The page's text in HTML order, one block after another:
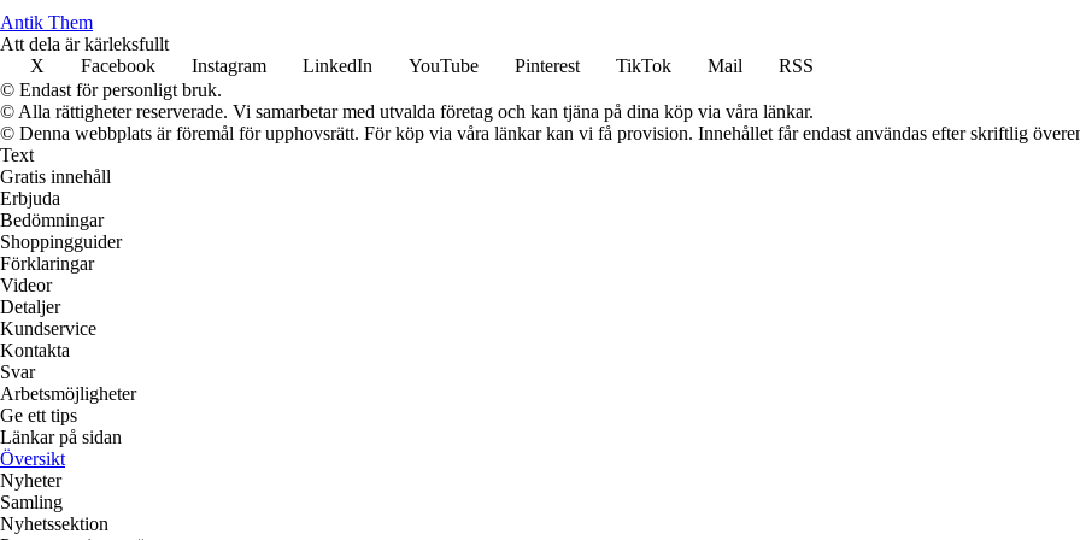
Antik Them
Att dela är kärleksfullt
X
Facebook Instagram LinkedIn YouTube Pinterest TikTok Mail
RSS
© Endast för personligt bruk.
© Alla rättigheter reserverade. Vi samarbetar med utvalda företag och kan tjäna på dina köp via våra länkar.
© Denna webbplats är föremål för upphovsrätt. För köp via våra länkar kan vi få provision. Innehållet får endast användas efter skriftlig
Text
Gratis innehåll
Erbjuda
Bedömningar
Shoppingguider
Förklaringar
Videor
Detaljer
Kundservice
Kontakta
Svar
Arbetsmöjligheter
Ge ett tips
Länkar på sidan
Översikt
Nyheter
Samling
Nyhetssektion